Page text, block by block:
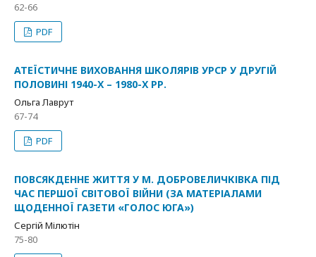
62-66
PDF
АТЕЇСТИЧНЕ ВИХОВАННЯ ШКОЛЯРІВ УРСР У ДРУГІЙ
ПОЛОВИНІ 1940-Х – 1980-Х РР.
Ольга Лаврут
67-74
PDF
ПОВСЯКДЕННЕ ЖИТТЯ У М. ДОБРОВЕЛИЧКІВКА ПІД
ЧАС ПЕРШОЇ СВІТОВОЇ ВІЙНИ (ЗА МАТЕРІАЛАМИ
ЩОДЕННОЇ ГАЗЕТИ «ГОЛОС ЮГА»)
Сергій Мілютін
75-80